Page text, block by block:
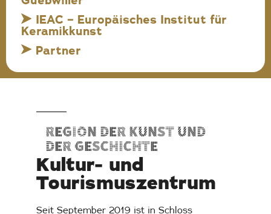
IEAC – Europäisches Institut für
Keramikkunst
Partner
Region der Kunst und
der Geschichte
Kultur- und
Tourismuszentrum
Seit September 2019 ist in Schloss